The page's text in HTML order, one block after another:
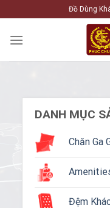
to
content
Đồ Dùng
DANH MỤC
Chăn Ga
Đệm